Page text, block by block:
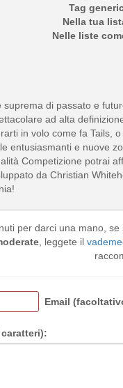
Tag
Nella tua
Nelle liste
suprema di passato e
ad alta
in volo come fa Tails,
entusiasmanti e nuove
Competizione potrai
da Christian
per darci una mano,
, leggete il
Email